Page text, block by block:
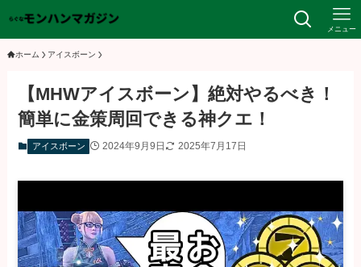
メニュー
ホーム アイスボーン
【MHWアイスボーン】絶対やるべき！
簡単に金策周回できる神クエ！
アイスボーン 2024年9月9日 2025年7月17日